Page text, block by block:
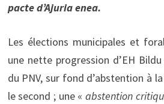
pacte d’Ajuria enea.
Les élections municipales et
une nette progression d’EH
du PNV, sur fond d’abstention à
le second ; une « abstention